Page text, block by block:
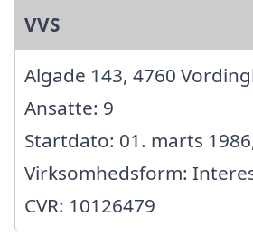
VVS
Algade 143, 4760
Ansatte: 9
Startdato: 01. marts
Virksomhedsform:
CVR: 10126479